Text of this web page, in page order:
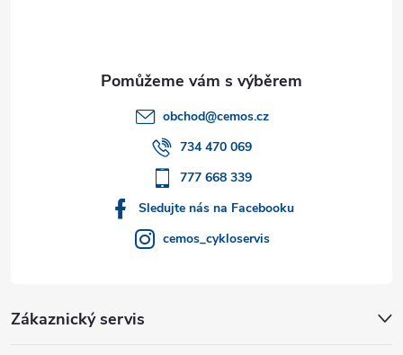
obchod@cemos.cz
734 470 069
777 668 339
Sledujte nás na Facebooku
cemos_cykloservis
Zákaznický servis